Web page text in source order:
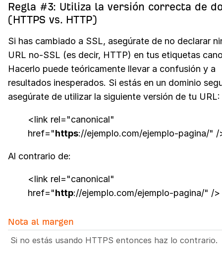
Regla #3: Utiliza la versión correcta de
(HTTPS vs. HTTP)
Si has cambiado a SSL, asegúrate de no declarar
URL no-SSL (es decir, HTTP) en tus etiquetas
Hacerlo puede teóricamente llevar a confusión y a
resultados inesperados. Si estás en un dominio
asegúrate de utilizar la siguiente versión de tu URL:
<link rel="canonical"
href="https://ejemplo.com/ejemplo-pagina/" /
Al contrario de:
<link rel="canonical"
href="http://ejemplo.com/ejemplo-pagina/" />
Nota al margen
Si no estás usando HTTPS entonces haz lo contrario.